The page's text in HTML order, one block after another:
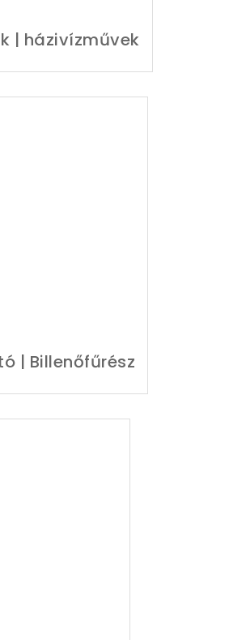
| házivízművek
| Billenőfűrész